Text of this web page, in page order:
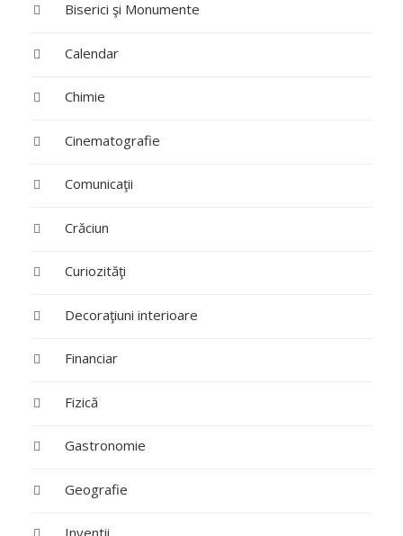
Biserici şi Monumente
Calendar
Chimie
Cinematografie
Comunicaţii
Crăciun
Curiozităţi
Decoraţiuni interioare
Financiar
Fizică
Gastronomie
Geografie